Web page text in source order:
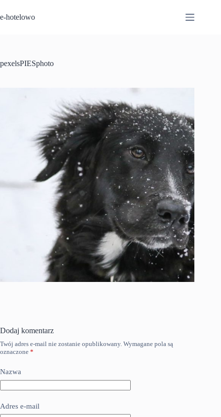
do
treści
e-hotelowo
pexelsPIESphoto
Dodaj komentarz
Twój adres e-mail nie zostanie opublikowany. Wymagane pola są
oznaczone *
Nazwa
Adres e-mail